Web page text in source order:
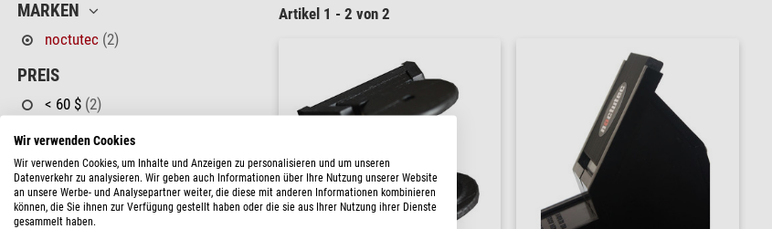
MARKEN
noctutec (2)
PREIS
< 60 $ (2)
LIEFERBARKEIT
auf Lager(2)
Artikel 1 - 2 von 2
Wir verwenden Cookies
Wir verwenden Cookies, um Inhalte und Anzeigen zu personalisieren und um unseren
Datenverkehr zu analysieren. Wir geben auch Informationen über Ihre Nutzung unserer Website
an unsere Werbe- und Analysepartner weiter, die diese mit anderen Informationen kombinieren
können, die Sie ihnen zur Verfügung gestellt haben oder die sie aus Ihrer Nutzung ihrer Dienste
gesammelt haben.